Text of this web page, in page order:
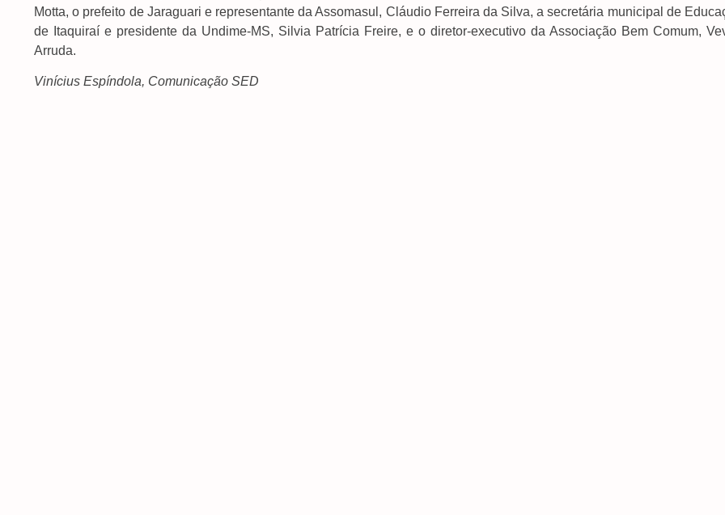
Motta, o prefeito de Jaraguari e representante da Assomasul, Cláudio Ferreira da Silva, a secretária municipal de
de Itaquiraí e presidente da Undime-MS, Silvia Patrícia Freire, e o diretor-executivo da Associação Bem Comum,
Arruda.
Vinícius Espíndola, Comunicação SED